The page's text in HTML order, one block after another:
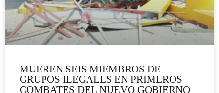
MUEREN SEIS MIEMBROS DE
GRUPOS ILEGALES EN PRIMEROS
COMBATES DEL NUEVO GOBIERNO